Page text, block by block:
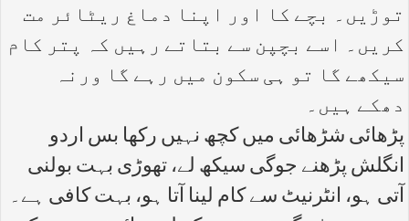
توڑیں۔ بچے کا اور اپنا دماغ ریٹائر مت
کریں۔ اسے بچپن سے بتاتے رہیں کہ پتر کام
سیکھے گا تو ہی سکون میں رہے گا ورنہ
دھکے ہیں۔
پڑھائی شڑھائی میں کچھ نہیں رکھا بس اردو
انگلش پڑھنے جوگی سیکھ لے، تھوڑی بہت بولنی
آتی ہو، انٹرنیٹ سے کام لینا آتا ہو، بہت کافی ہے۔